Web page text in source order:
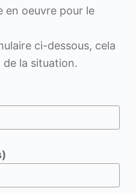
en oeuvre pour le
ci-dessous, cela
de la situation.